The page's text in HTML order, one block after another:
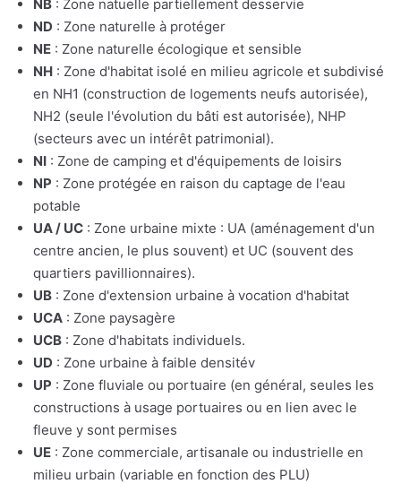
NB : Zone natuelle partiellement desservie
ND : Zone naturelle à protéger
NE : Zone naturelle écologique et sensible
NH : Zone d'habitat isolé en milieu agricole et subdivisé
en NH1 (construction de logements neufs autorisée),
NH2 (seule l'évolution du bâti est autorisée), NHP
(secteurs avec un intérêt patrimonial).
NI : Zone de camping et d'équipements de loisirs
NP : Zone protégée en raison du captage de l'eau
potable
UA / UC : Zone urbaine mixte : UA (aménagement d'un
centre ancien, le plus souvent) et UC (souvent des
quartiers pavillionnaires).
UB : Zone d'extension urbaine à vocation d'habitat
UCA : Zone paysagère
UCB : Zone d'habitats individuels.
UD : Zone urbaine à faible densitév
UP : Zone fluviale ou portuaire (en général, seules les
constructions à usage portuaires ou en lien avec le
fleuve y sont permises
UE : Zone commerciale, artisanale ou industrielle en
milieu urbain (variable en fonction des PLU)